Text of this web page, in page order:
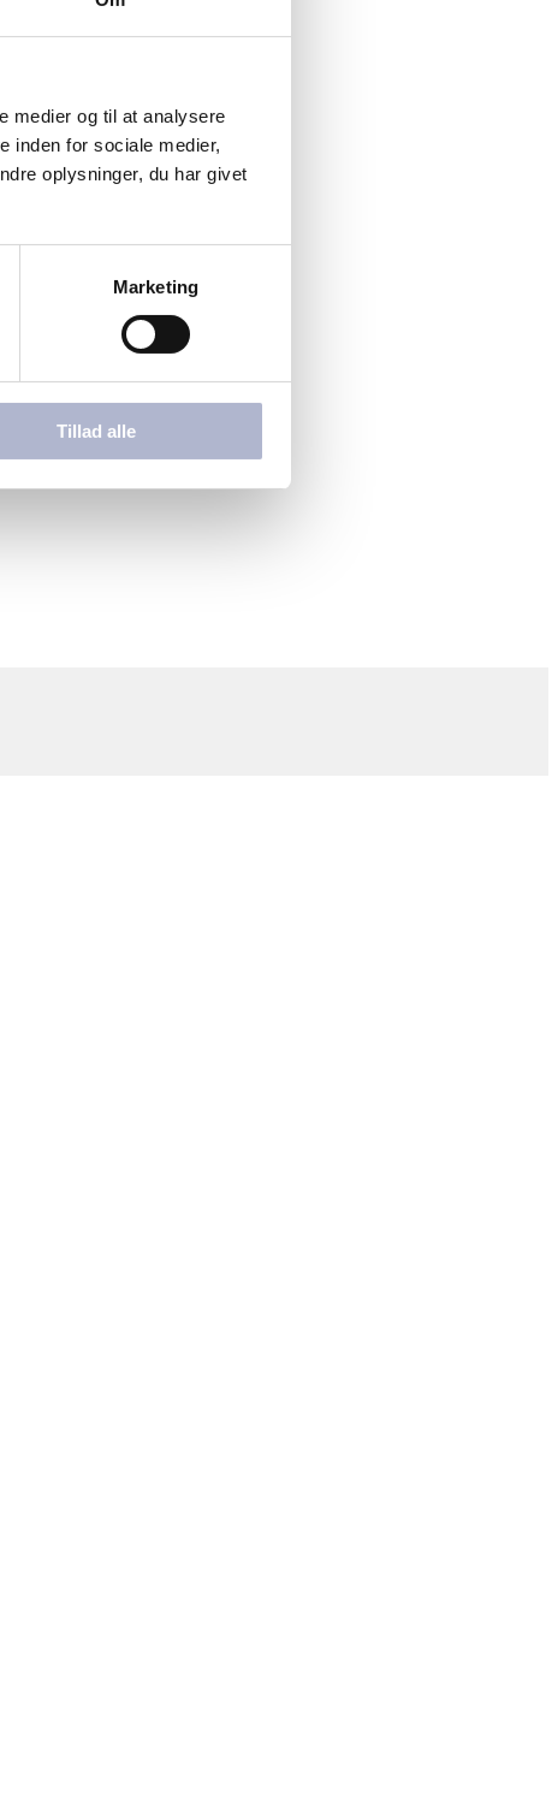
medier og til at analysere
inden for sociale medier,
oplysninger, du har givet
Marketing
Tillad alle